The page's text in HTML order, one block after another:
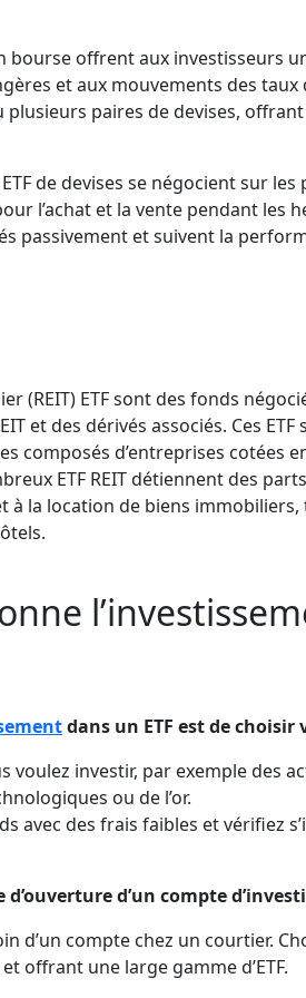
bourse offrent aux investisseurs
et aux mouvements des taux
paires de devises,
de devises se négocient sur
l’achat et la vente pendant les
passivement et suivent la
(REIT) ETF sont des fonds
et des dérivés associés. Ces
composés d’entreprises cotées
ETF REIT détiennent des
à la location de biens
dans un ETF est de
voulez investir, par exemple des
ou de l’or.
avec des frais faibles et vérifiez
d’ouverture d’un compte
d’un compte chez un courtier.
offrant une large gamme d’ETF.